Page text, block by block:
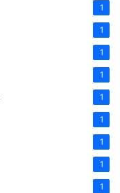
1
1
1
1
1
1
1
1
1